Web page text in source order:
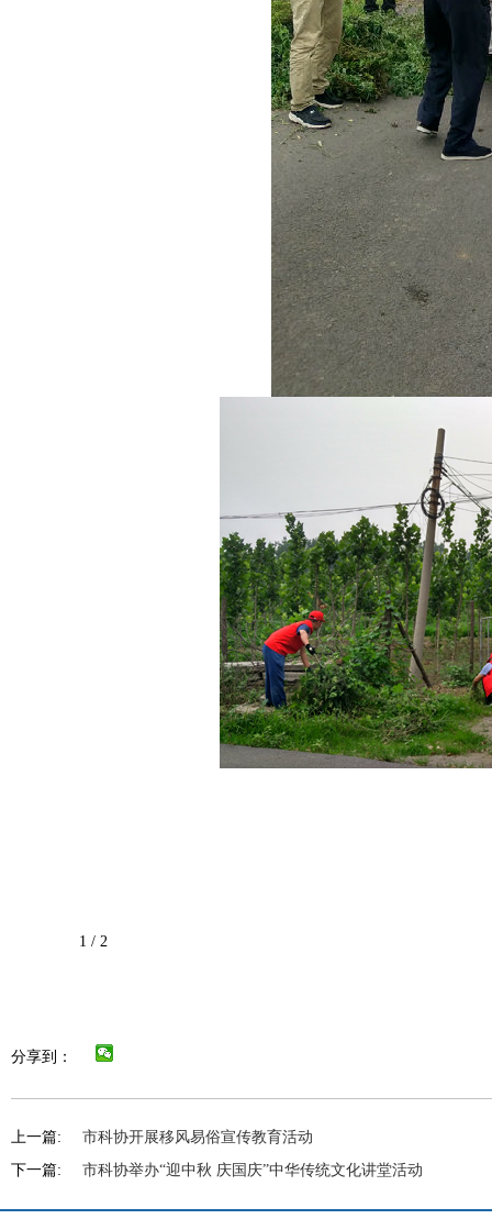
1 / 2
分享到：
上一篇:
市科协开展移风易俗宣传教育活动
下一篇:
市科协举办“迎中秋 庆国庆”中华传统文化讲堂活动